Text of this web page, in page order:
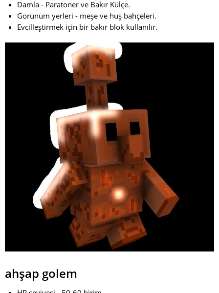
Damla - Paratoner ve Bakır Külçe.
Görünüm yerleri - meşe ve huş bahçeleri.
Evcilleştirmek için bir bakır blok kullanılır.
ahşap golem